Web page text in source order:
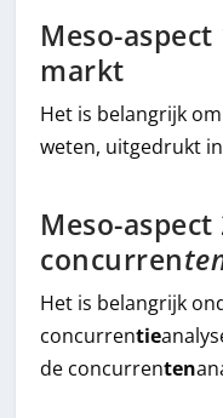
Meso-
markt
Het is belangrijk
weten, uitgedrukt
Meso-
concurren
Het is belangrijk
concurrentie
de concurrenten